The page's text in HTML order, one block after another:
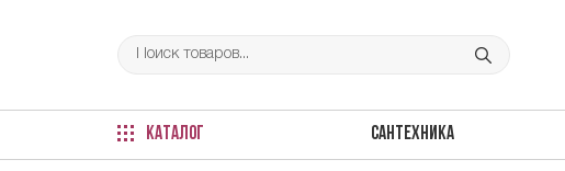
КАТАЛОГ САНТЕХНИКА